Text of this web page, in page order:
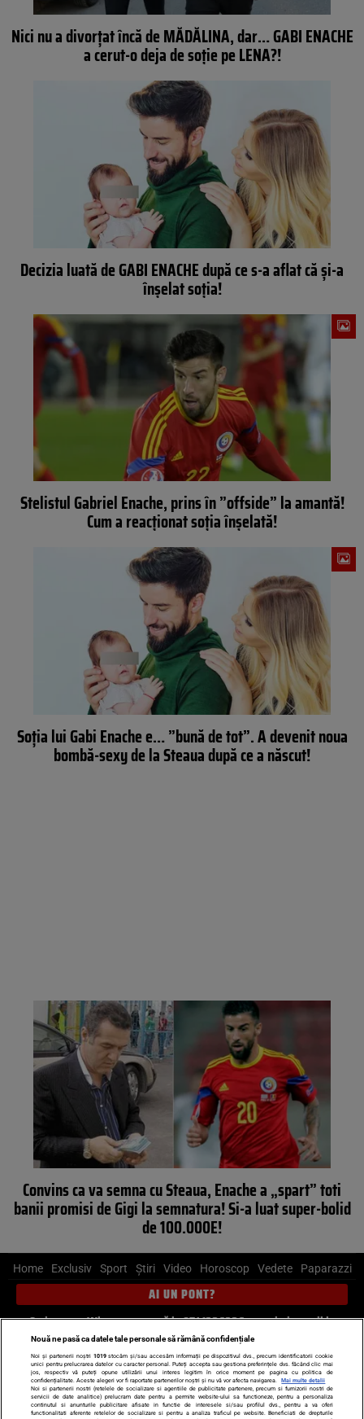
Nici nu a divorţat încă de MĂDĂLINA, dar… GABI ENACHE
a cerut-o deja de soţie pe LENA?!
Decizia luată de GABI ENACHE după ce s-a aflat că şi-a
înşelat soţia!
Stelistul Gabriel Enache, prins în ”offside” la amantă!
Cum a reacţionat soţia înşelată!
Soţia lui Gabi Enache e… ”bună de tot”. A devenit noua
bombă-sexy de la Steaua după ce a născut!
Convins ca va semna cu Steaua, Enache a „spart” toti
banii promisi de Gigi la semnatura! Si-a luat super-bolid
de 100.000E!
Home Exclusiv Sport Știri Video Horoscop Vedete Paparazzi
AI UN PONT?
Scrie-ne pe Whatsapp, sună la 0741226226 sau trimite mail la
pont@cancan.ro
Știri interne Știri externe
Politică
Ultimele stiri
Diete Insula Iubirii Dictionar de vise
LIFE STYLE
Nouă ne pasă ca datele tale personale să rămână confidențiale
Noi și partenerii noștri 1019stocăm și/sau accesăm informații pe dispozitivul dvs., precum identificatorii cookie
unici pentru prelucrarea datelor cu caracter personal. Puteți accepta sau gestiona preferințele dvs. făcând clic mai
jos, respectiv vă puteți opune utilizării unui interes legitim în orice moment pe pagina cu politica de
confidențialitate. Aceste alegeri vor fi raportate partenerilor noștri și nu vă vor afecta navigarea.
Mai multe detalii
Noi si partenerii nostri (retelele de socializare si agentiile de publicitate partenere, precum si furnizorii nostri de
servicii de date analitice) prelucram date pentru a permite website-ului sa functioneze, pentru a personaliza
continutul si anunturile publicitare afisate in functie de interesele si/sau profilul dvs., pentru a va oferi
functionalitati aferente retelelor de socializare si pentru a analiza traficul pe website. Beneficiati de drepturile